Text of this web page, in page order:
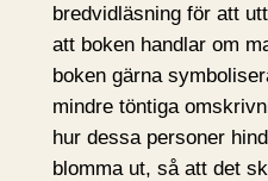
bredvidläsning för att
att boken handlar om
boken gärna
mindre töntiga
hur dessa personer
blomma ut, så att det